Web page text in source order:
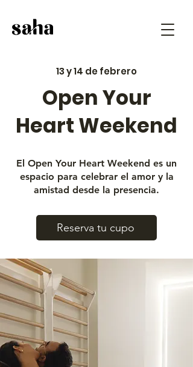
13 y 14 de febrero
Open Your
Heart Weekend
El Open Your Heart Weekend es un
espacio para celebrar el amor y la
amistad desde la presencia.
Reserva tu cupo